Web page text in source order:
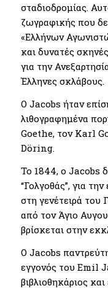
σταδιοδρομίας.
ζωγραφικής που
«Ελλήνων
και δυνατές
για την
Έλληνες σκλάβους.
Ο Jacobs ήταν
λιθογραφημένα
Goethe, τον Karl
Döring.
Το 1844, ο Jacobs
“Γολγοθάς”, για
στη γενέτειρά
από τον Άγιο
βρίσκεται στην
Ο Jacobs
εγγονός του Emil
βιβλιοθηκάριος